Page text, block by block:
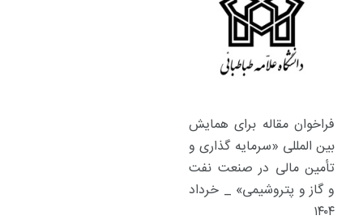
فراخوان مقاله برای همایش
بین المللی «سرمایه گذاری و
تأمین مالی در صنعت نفت
و گاز و پتروشیمی» _ خرداد
۱۴۰۴